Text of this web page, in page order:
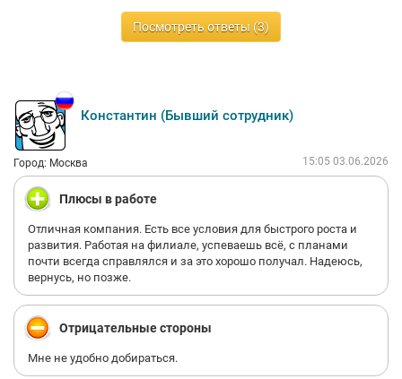
Посмотреть ответы (3)
Константин (Бывший сотрудник)
Город: Москва 15:05 03.06.2026
Плюсы в работе
Отличная компания. Есть все условия для быстрого роста и
развития. Работая на филиале, успеваешь всё, с планами
почти всегда справлялся и за это хорошо получал. Надеюсь,
вернусь, но позже.
Отрицательные стороны
Мне не удобно добираться.